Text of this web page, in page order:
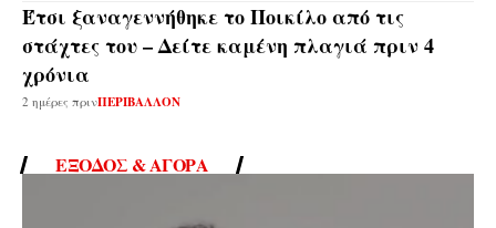
Έτσι ξαναγεννήθηκε το Ποικίλο από τις
στάχτες του – Δείτε καμένη πλαγιά πριν 4
χρόνια
2 ημέρες πρινΠΕΡΙΒΑΛΛΟΝ
ΈΞΟΔΟΣ & ΑΓΟΡΆ